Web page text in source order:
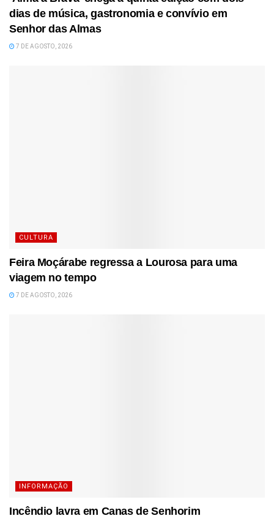
dias de música, gastronomia e convívio em
Senhor das Almas
7 DE AGOSTO, 2026
CULTURA
Feira Moçárabe regressa a Lourosa para uma
viagem no tempo
7 DE AGOSTO, 2026
INFORMAÇÃO
Incêndio lavra em Canas de Senhorim